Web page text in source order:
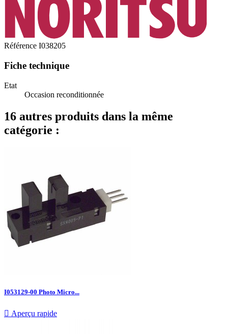
Référence I038205
Fiche technique
Etat
Occasion reconditionnée
16 autres produits dans la même
catégorie :
I053129-00 Photo Micro...
 Aperçu rapide